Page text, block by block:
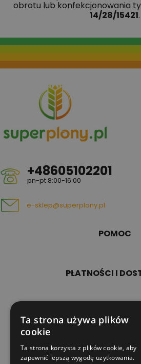
obrotu lub konfekcjonowania
14/28/15421.
+48605102201
pn-pt 8:00-16:00
e-sklep@superplony.pl
POMOC
PŁATNOŚCI I
O NAS
Ta strona używa plików
cookie
Ta strona korzysta z plików cookie, aby
zapewnić lepszą wygodę użytkowania.